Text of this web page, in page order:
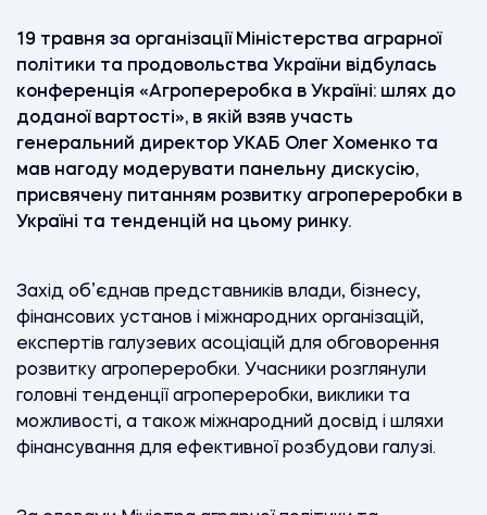
19 травня за організації Міністерства аграрної
політики та продовольства України відбулась
конференція «Агропереробка в Україні: шлях до
доданої вартості», в якій взяв участь
генеральний директор УКАБ Олег Хоменко та
мав нагоду модерувати панельну дискусію,
присвячену питанням розвитку агропереробки в
Україні та тенденцій на цьому ринку.
Захід об’єднав представників влади, бізнесу,
фінансових установ і міжнародних організацій,
експертів галузевих асоціацій для обговорення
розвитку агропереробки. Учасники розглянули
головні тенденції агропереробки, виклики та
можливості, а також міжнародний досвід і шляхи
фінансування для ефективної розбудови галузі.